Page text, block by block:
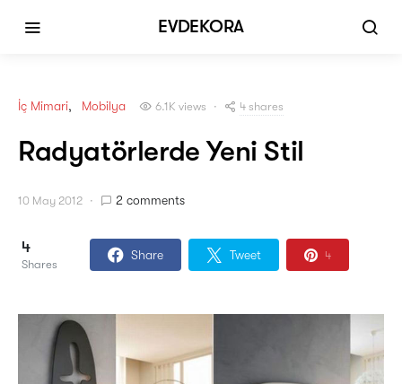
EVDEKORA
İç Mimari Mobilya 6.1K views 4 shares
Radyatörlerde Yeni Stil
10 May 2012 2 comments
4
Shares
Share Tweet 4